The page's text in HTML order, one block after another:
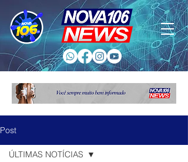
Post
ÚLTIMAS NOTÍCIAS